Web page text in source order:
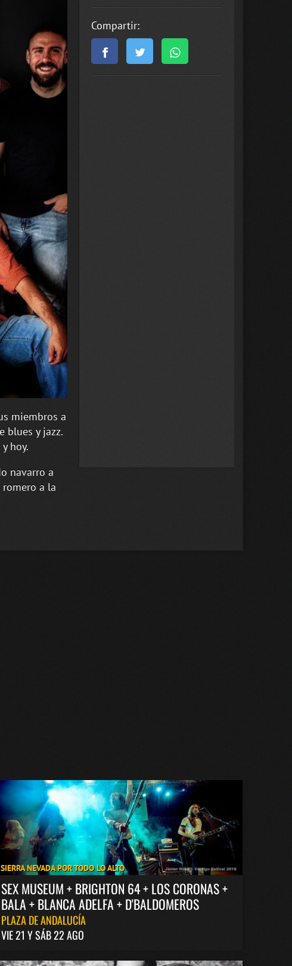
Compartir:
miembros a
blues y jazz.
hoy.
navarro a
romero a la
SIERRA NEVADA POR TODO LO ALTO
SEX MUSEUM + BRIGHTON 64 + LOS CORONAS +
BALA + BLANCA ADELFA + D'BALDOMEROS
PLAZA DE ANDALUCÍA
VIE 21 Y SÁB 22 AGO